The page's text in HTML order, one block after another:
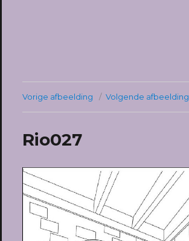
Vorige afbeelding Volgende afbeelding
Rio027